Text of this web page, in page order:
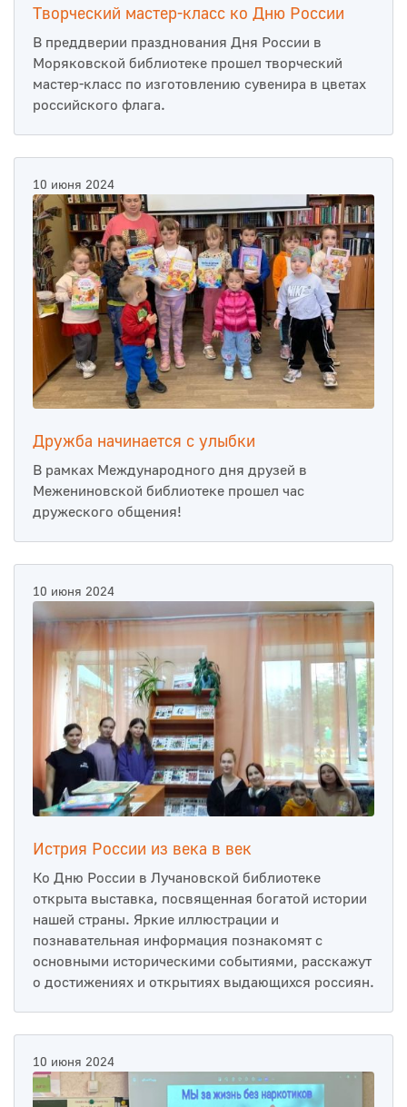
Творческий мастер-класс ко Дню России
В преддверии празднования Дня России в
Моряковской библиотеке прошел творческий
мастер-класс по изготовлению сувенира в цветах
российского флага.
10 июня 2024
Дружба начинается с улыбки
В рамках Международного дня друзей в
Межениновской библиотеке прошел час
дружеского общения!
10 июня 2024
Истрия России из века в век
Ко Дню России в Лучановской библиотеке
открыта выставка, посвященная богатой истории
нашей страны. Яркие иллюстрации и
познавательная информация познакомят с
основными историческими событиями, расскажут
о достижениях и открытиях выдающихся россиян.
10 июня 2024